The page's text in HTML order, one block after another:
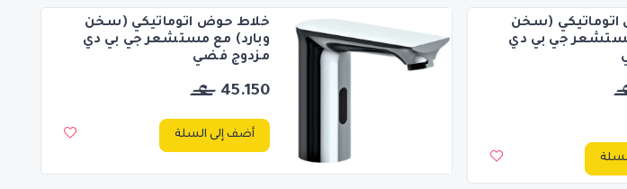
(سخن
مستشعر جي بي دي
خلاط حوض اتوماتيكي (سخن
وبارد) مع مستشعر جي بي دي
مزدوج فضي
45.150
أضف إلى السلة